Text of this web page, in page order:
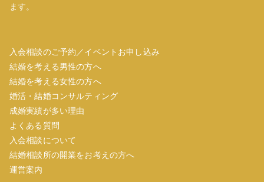
ます。
入会相談のご予約／イベントお申し込み
結婚を考える男性の方へ
結婚を考える女性の方へ
婚活・結婚コンサルティング
成婚実績が多い理由
よくある質問
入会相談について
結婚相談所の開業をお考えの方へ
運営案内